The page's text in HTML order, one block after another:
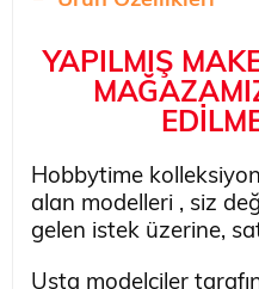
YAPILMIŞ
Hobbytime
alan modelleri , siz
gelen istek üzerine,
Usta modelciler